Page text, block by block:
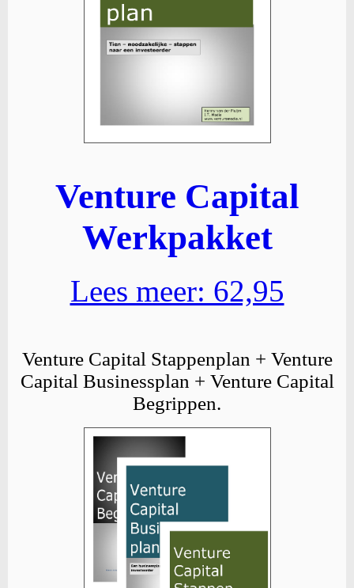
Venture Capital
Werkpakket
Lees meer: 62,95
Venture Capital Stappenplan + Venture
Capital Businessplan + Venture Capital
Begrippen.